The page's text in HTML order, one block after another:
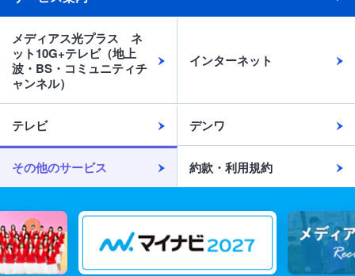
メディアス光プラス ネ
ット10G+テレビ（地上
波・BS・コミュニティチ
ャンネル）
インターネット
テレビ デンワ
その他のサービス 約款・利用規約